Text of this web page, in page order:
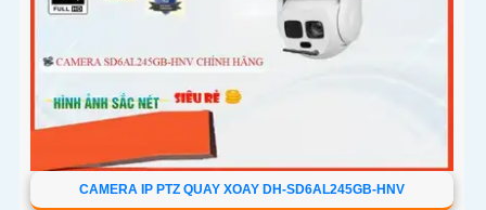
CAMERA IP PTZ QUAY XOAY DH-SD6AL245GB-HNV